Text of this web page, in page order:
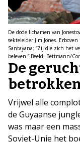
De dode lichamen van
sekteleider Jim Jones.
Santayana: “Zij die zich het
beleven.” Beeld: Bettmann/
De
Vrijwel alle
de Guyaanse
was maar een
Sovjet-Unie het